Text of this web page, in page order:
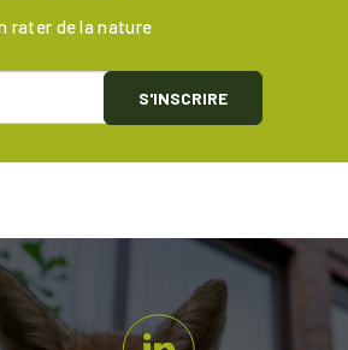
rater de la nature
S'INSCRIRE